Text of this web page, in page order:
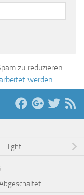
zu reduzieren.
werden.
– light